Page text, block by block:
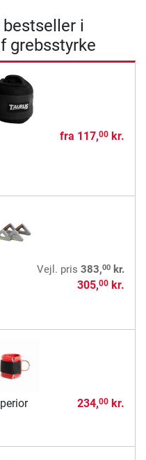
bestseller i
grebsstyrke
fra 117,00kr.
Vejl. pris 383,00kr.
305,00kr.
234,00kr.